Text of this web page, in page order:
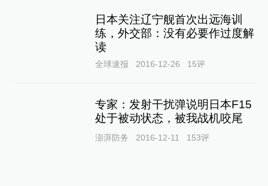
日本关注辽宁舰首次出远海训
练，外交部：没有必要作过度解
读
全球速报 2016-12-26 15评
专家：发射干扰弹说明日本F15
处于被动状态，被我战机咬尾
澎湃防务 2016-12-11 153评